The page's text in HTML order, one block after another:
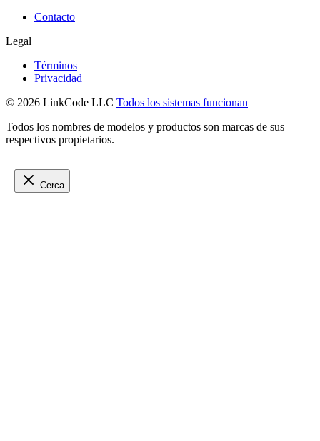
Contacto
Legal
Términos
Privacidad
© 2026 LinkCode LLC Todos los sistemas funcionan
Todos los nombres de modelos y productos son marcas de sus
respectivos propietarios.
Cerca